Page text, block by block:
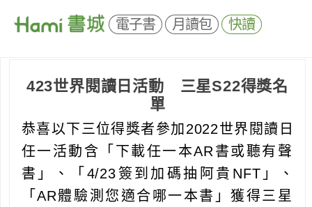
電子書 月讀包 快讀
423世界閱讀日活動 三星S22得獎名
單
恭喜以下三位得獎者參加2022世界閱讀日
任一活動含「 下載任一本AR書或聽有聲
書」、「4/23簽到加碼抽阿貴NFT」、
「AR體驗測您適合哪一本書」獲得三星